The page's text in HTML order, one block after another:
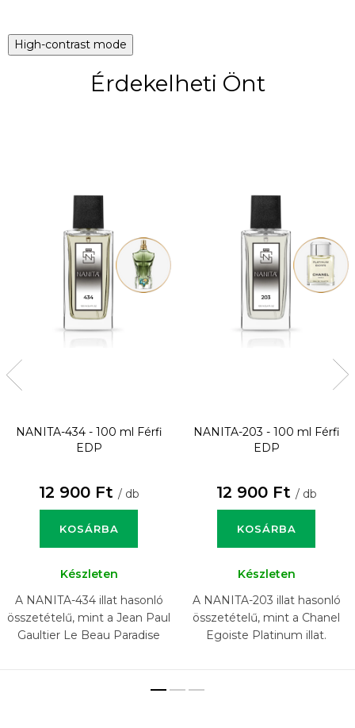
High-contrast mode
Érdekelheti Önt
NANITA-434 - 100 ml
Férfi
EDP
12 900 Ft / db
KOSÁRBA
Készleten
A NANITA-434 illat hasonló
összetételű, mint a Jean Paul
Gaultier Le Beau Paradise
NANITA-203 - 100 ml
Férfi
EDP
12 900 Ft / db
KOSÁRBA
Készleten
A NANITA-203 illat hasonló
összetételű, mint a Chanel
Egoiste Platinum illat.